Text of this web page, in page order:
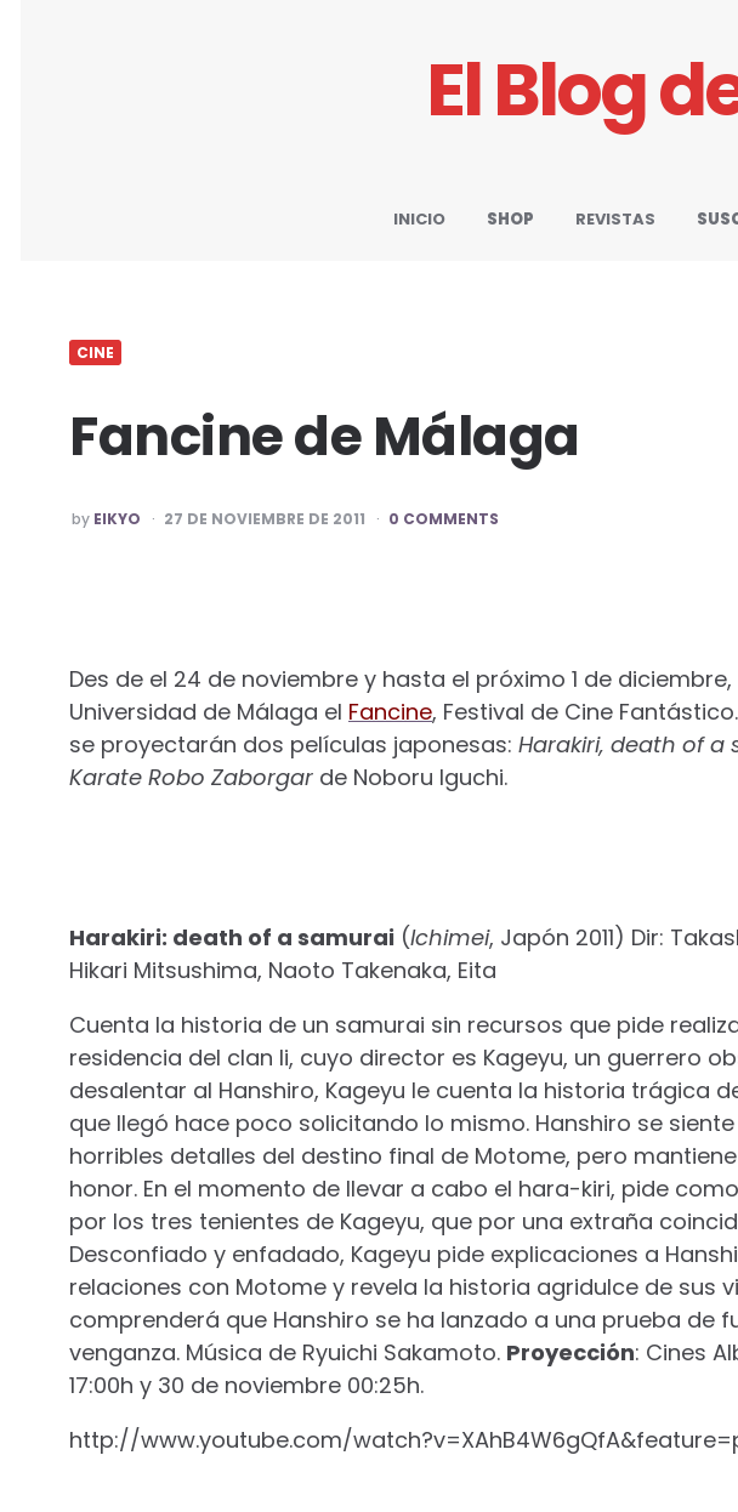
El Blog
INICIO SHOP REVISTAS
CINE
Fancine de Málaga
POSTED
BY
by EIKYO 27 DE NOVIEMBRE DE 2011 0 COMMENTS
Des de el 24 de noviembre y hasta el próximo 1 de
Universidad de Málaga el Fancine, Festival de Cine
se proyectarán dos películas japonesas: Harakiri, death of a
Karate Robo Zaborgar de Noboru Iguchi.
Harakiri: death of a samurai (Ichimei, Japón 2011) Dir:
Hikari Mitsushima, Naoto Takenaka, Eita
Cuenta la historia de un samurai sin recursos que pide
residencia del clan li, cuyo director es Kageyu, un guerrero
desalentar al Hanshiro, Kageyu le cuenta la historia trágica
que llegó hace poco solicitando lo mismo. Hanshiro se
horribles detalles del destino final de Motome, pero
honor. En el momento de llevar a cabo el hara-kiri, pide
por los tres tenientes de Kageyu, que por una extraña
Desconfiado y enfadado, Kageyu pide explicaciones a
relaciones con Motome y revela la historia agridulce de sus
comprenderá que Hanshiro se ha lanzado a una prueba de
venganza. Música de Ryuichi Sakamoto. Proyección: Cines
17:00h y 30 de noviembre 00:25h.
http://www.youtube.com/